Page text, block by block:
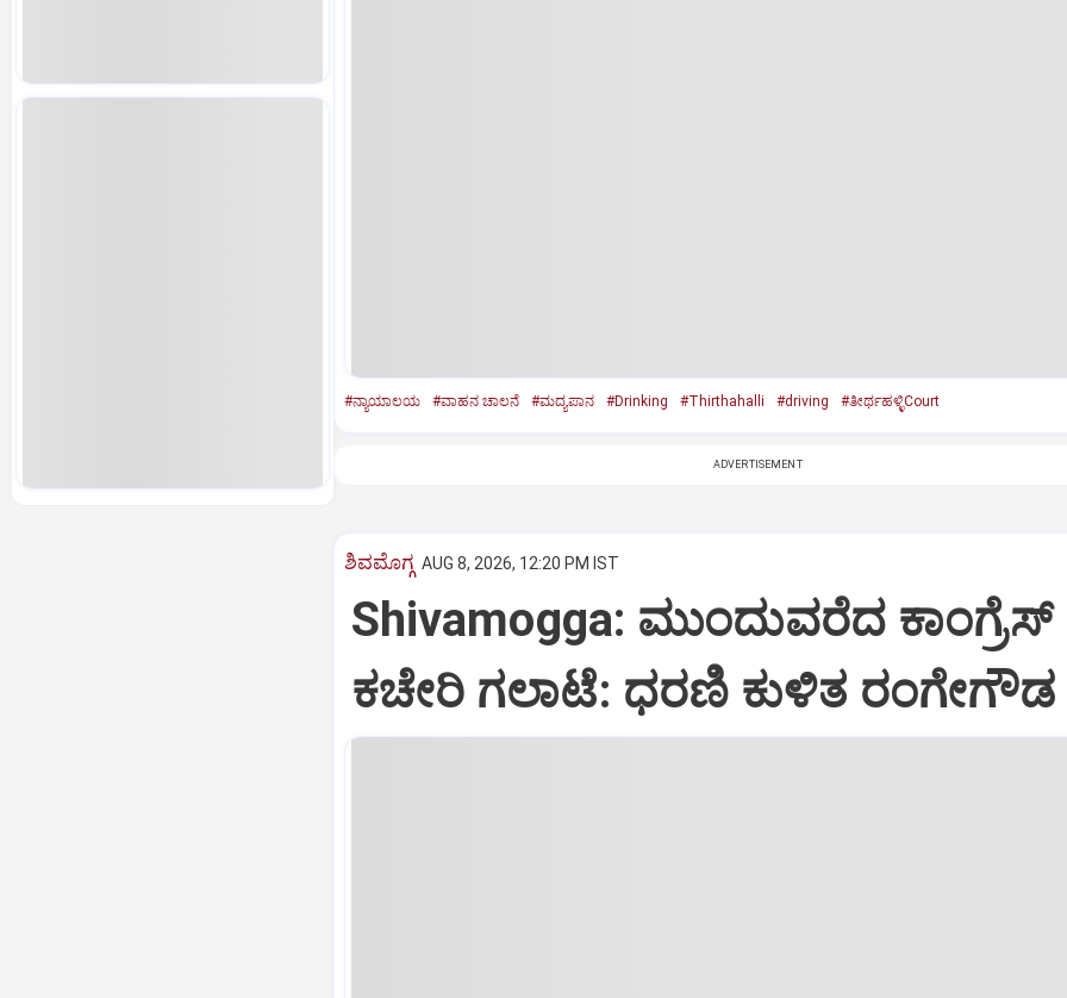
#ನ್ಯಾಯಾಲಯ #ವಾಹನ ಚಾಲನೆ #ಮದ್ಯಪಾನ #Drinking #Thirthahalli #driving #ತೀರ್ಥಹಳ್ಳಿCourt
ADVERTISEMENT
ಶಿವಮೊಗ್ಗ AUG 8, 2026, 12:20 PM IST
Shivamogga: ಮುಂದುವರೆದ ಕಾಂಗ್ರೆಸ್
ಕಚೇರಿ ಗಲಾಟೆ: ಧರಣಿ ಕುಳಿತ